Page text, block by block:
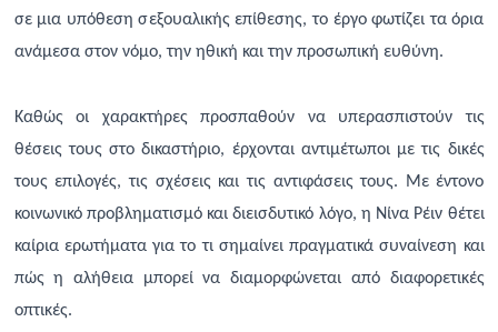
σε μια υπόθεση σεξουαλικής επίθεσης, το έργο φωτίζει τα όρια
ανάμεσα στον νόμο, την ηθική και την προσωπική ευθύνη.
Καθώς οι χαρακτήρες προσπαθούν να υπερασπιστούν τις
θέσεις τους στο δικαστήριο, έρχονται αντιμέτωποι με τις δικές
τους επιλογές, τις σχέσεις και τις αντιφάσεις τους. Με έντονο
κοινωνικό προβληματισμό και διεισδυτικό λόγο, η Νίνα Ρέιν θέτει
καίρια ερωτήματα για το τι σημαίνει πραγματικά συναίνεση και
πώς η αλήθεια μπορεί να διαμορφώνεται από διαφορετικές
οπτικές.